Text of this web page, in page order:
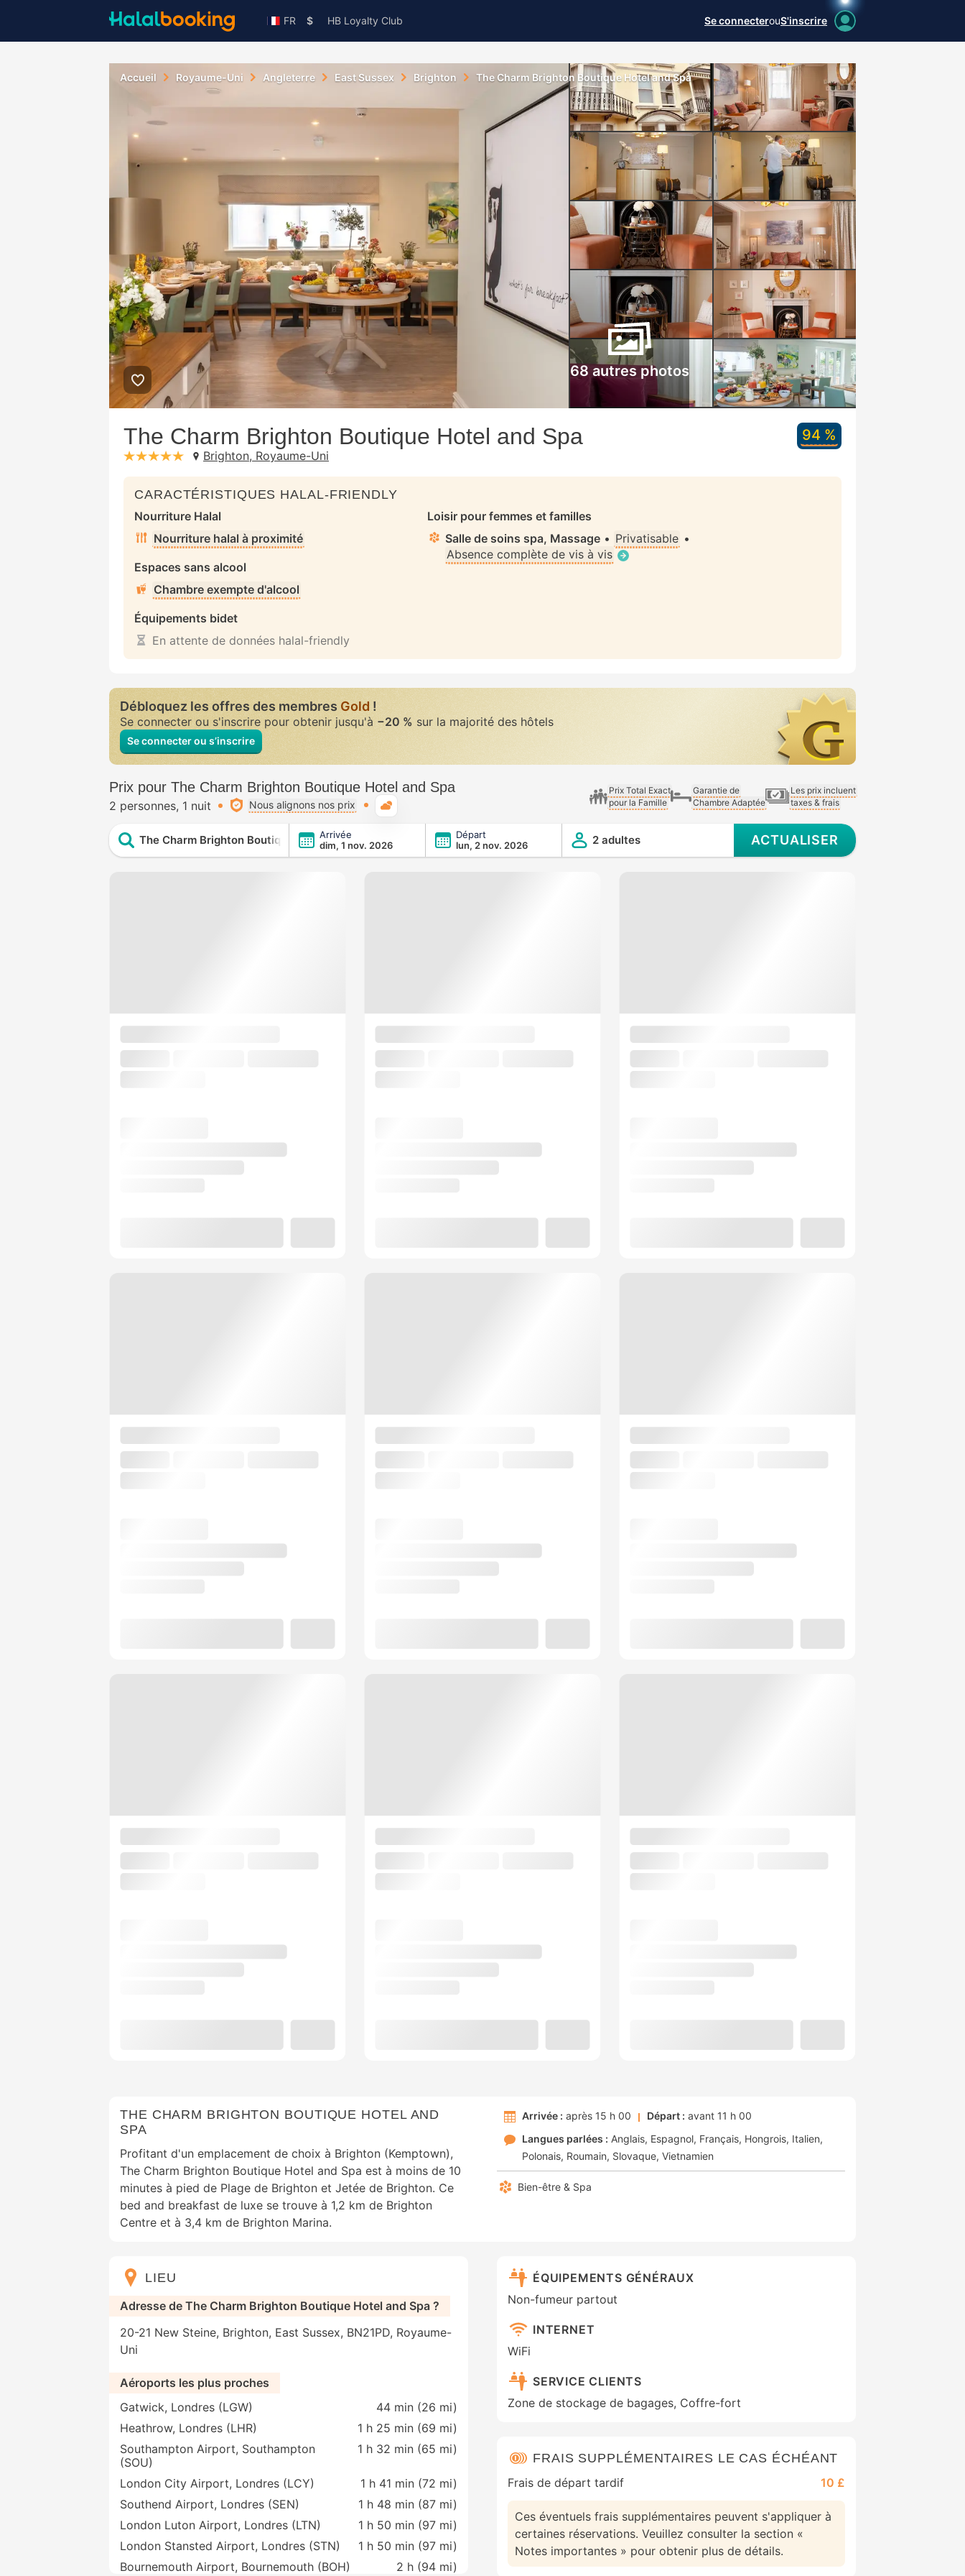
FR $ HB Loyalty Club Se connecterouS'inscrire
Accueil Royaume-Uni Angleterre East Sussex Brighton The Charm Brighton Boutique Hotel and Spa
68 autres photos
The Charm Brighton Boutique Hotel and Spa
stars: 5Brighton, Royaume-Uni
94 %
CARACTÉRISTIQUES HALAL-FRIENDLY
Nourriture Halal
Nourriture halal à proximité
Espaces sans alcool
Chambre exempte d'alcool
Équipements bidet
En attente de données halal-friendly
Loisir pour femmes et familles
Salle de soins spa, Massage • Privatisable •
Absence complète de vis à vis
Débloquez les offres des membresGold!
Se connecter ou s'inscrire pour obtenir jusqu'à −20 % sur la majorité des hôtels
Se connecter ou s’inscrire
Prix pour The Charm Brighton Boutique Hotel and Spa
2 personnes 1 nuit Nous alignons nos prix
Prix Total Exact
pour la Famille
Garantie de
Chambre Adaptée
Les prix incluent
taxes & frais
The Charm Brighton Boutique Hotel and Spa
Arrivée
dim, 1 nov. 2026
Départ
lun, 2 nov. 2026
2 adultes ACTUALISER
THE CHARM BRIGHTON BOUTIQUE HOTEL AND
SPA
Profitant d'un emplacement de choix à Brighton (Kemptown),
The Charm Brighton Boutique Hotel and Spa est à moins de 10
minutes à pied de Plage de Brighton et Jetée de Brighton. Ce
bed and breakfast de luxe se trouve à 1,2 km de Brighton
Centre et à 3,4 km de Brighton Marina.
Arrivée : après 15 h 00 Départ : avant 11 h 00
Langues parlées : Anglais Espagnol Français Hongrois Italien
Polonais Roumain Slovaque Vietnamien
Bien-être & Spa
LIEU
Adresse de The Charm Brighton Boutique Hotel and Spa ?
20-21 New Steine, Brighton, East Sussex, BN21PD, Royaume-
Uni
Aéroports les plus proches
Gatwick, Londres (LGW)
44 min (26 mi)
Heathrow, Londres (LHR)
1 h 25 min (69 mi)
Southampton Airport, Southampton
(SOU)
1 h 32 min (65 mi)
London City Airport, Londres (LCY) 1 h 41 min (72 mi)
Southend Airport, Londres (SEN)
1 h 48 min (87 mi)
London Luton Airport, Londres (LTN)
1 h 50 min (97 mi)
London Stansted Airport, Londres (STN)
1 h 50 min (97 mi)
Bournemouth Airport, Bournemouth (BOH)
2 h (94 mi)
ÉQUIPEMENTS GÉNÉRAUX
Non-fumeur partout
INTERNET
WiFi
SERVICE CLIENTS
Zone de stockage de bagages, Coffre-fort
FRAIS SUPPLÉMENTAIRES LE CAS ÉCHÉANT
Frais de départ tardif
10 £
Ces éventuels frais supplémentaires peuvent s'appliquer à
certaines réservations. Veuillez consulter la section «
Notes importantes » pour obtenir plus de détails.